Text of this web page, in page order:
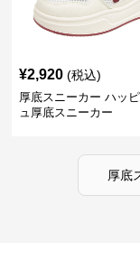
¥2,920 (税込)
厚底スニーカー ハッ
ュ厚底スニーカー
厚底